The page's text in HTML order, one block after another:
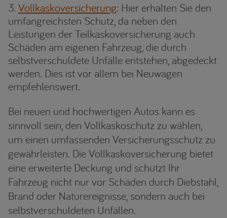
Vollkaskoversicherung: Hier erhalten Sie den
umfangreichsten Schutz, da neben den
Leistungen der Teilkaskoversicherung auch
Schäden am eigenen Fahrzeug, die durch
selbstverschuldete Unfälle entstehen, abgedeckt
werden. Dies ist vor allem bei Neuwagen
empfehlenswert.
Bei neuen und hochwertigen Autos kann es
sinnvoll sein, den Vollkaskoschutz zu wählen,
um einen umfassenden Versicherungsschutz zu
gewährleisten. Die Vollkaskoversicherung bietet
eine erweiterte Deckung und schützt Ihr
Fahrzeug nicht nur vor Schäden durch Diebstahl,
Brand oder Naturereignisse, sondern auch bei
selbstverschuldeten Unfällen.